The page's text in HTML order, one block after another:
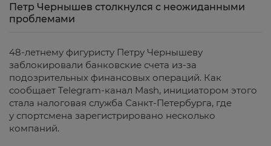
Петр Чернышев столкнулся с неожиданными
проблемами
48-летнему фигуристу Петру Чернышеву
заблокировали банковские счета из-за
подозрительных финансовых операций. Как
сообщает Telegram-канал Mash, инициатором этого
стала налоговая служба Санкт-Петербурга, где
у спортсмена зарегистрировано несколько
компаний.